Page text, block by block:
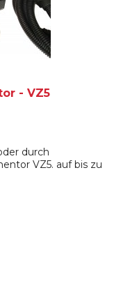
- VZ5
durch
VZ5. auf bis zu